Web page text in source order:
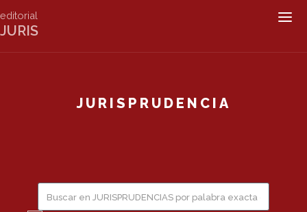
editorial
JURIS
JURISPRUDENCIA